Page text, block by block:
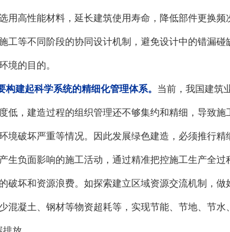
用高性能材料，延长建筑使用寿命，降低部件更换频
工等不同阶段的协同设计机制，避免设计中的错漏碰
境的目的。
构建起科学系统的精细化管理体系。 当前，我国建筑
低，建造过程的组织管理还不够集约和精细，导致施
境破坏严重等情况。因此发展绿色建造，必须推行精
生负面影响的施工活动，通过精准把控施工生产全过
破坏和资源浪费。如探索建立区域资源交流机制，做
混凝土、钢材等物资超耗等，实现节能、节地、节水